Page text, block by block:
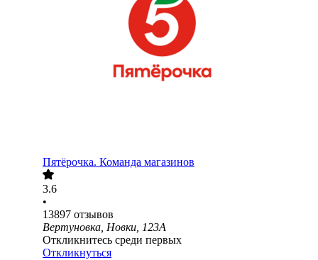
Пятёрочка. Команда магазинов
3.6
•
13897 отзывов
Вертуновка, Новки, 123А
Откликнитесь среди первых
Откликнуться